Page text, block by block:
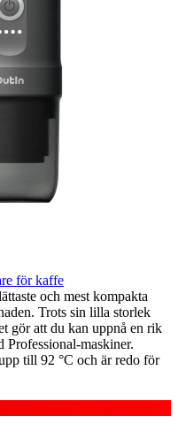
för kaffe
och mest kompakta
Trots sin lilla storlek
gör att du kan uppnå en rik
Professional-maskiner.
till 92 °C och är redo för